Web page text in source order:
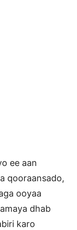
ee aan
qooraansado,
ooyaa
dhab
karo